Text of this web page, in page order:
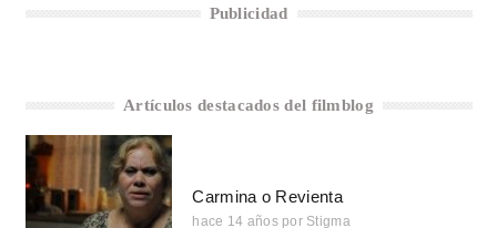
Publicidad
Artículos destacados del filmblog
Carmina o Revienta
hace 14 años por Stigma